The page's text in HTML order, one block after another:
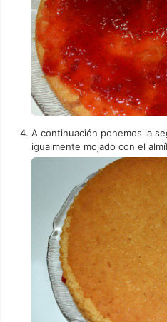
A continuación ponemos la
igualmente mojado con el